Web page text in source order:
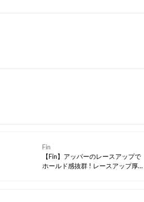
Fin
【Fin】アッパーのレースアップで
ホールド感抜群 ! レースアップ厚底